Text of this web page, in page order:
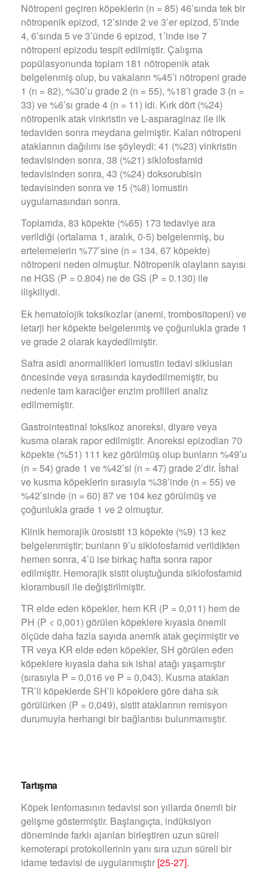
Nötropeni geçiren köpeklerin (n = 85) 46’sında tek bir
nötropenik epizod, 12’sinde 2 ve 3’er epizod, 5’inde
4, 6’sında 5 ve 3’ünde 6 epizod, 1’inde ise 7
nötropeni epizodu tespit edilmiştir. Çalışma
popülasyonunda toplam 181 nötropenik atak
belgelenmiş olup, bu vakaların %45’i nötropeni grade
1 (n = 82), %30’u grade 2 (n = 55), %18’i grade 3 (n =
33) ve %6’sı grade 4 (n = 11) idi. Kırk dört (%24)
nötropenik atak vinkristin ve L-asparaginaz ile ilk
tedaviden sonra meydana gelmiştir. Kalan nötropeni
ataklarının dağılımı ise şöyleydi: 41 (%23) vinkristin
tedavisinden sonra, 38 (%21) siklofosfamid
tedavisinden sonra, 43 (%24) doksorubisin
tedavisinden sonra ve 15 (%8) lomustin
uygulamasından sonra.
Toplamda, 83 köpekte (%65) 173 tedaviye ara
verildiği (ortalama 1, aralık, 0-5) belgelenmiş, bu
ertelemelerin %77’sine (n = 134, 67 köpekte)
nötropeni neden olmuştur. Nötropenik olayların sayısı
ne HGS (P = 0.804) ne de GS (P = 0.130) ile
ilişkiliydi.
Ek hematolojik toksikozlar (anemi, trombositopeni) ve
letarji her köpekte belgelenmiş ve çoğunlukla grade 1
ve grade 2 olarak kaydedilmiştir.
Safra asidi anormallikleri lomustin tedavi siklusları
öncesinde veya sırasında kaydedilmemiştir, bu
nedenle tam karaciğer enzim profilleri analiz
edilmemiştir.
Gastrointestinal toksikoz anoreksi, diyare veya
kusma olarak rapor edilmiştir. Anoreksi epizodları 70
köpekte (%51) 111 kez görülmüş olup bunların %49’u
(n = 54) grade 1 ve %42’si (n = 47) grade 2’dir. İshal
ve kusma köpeklerin sırasıyla %38’inde (n = 55) ve
%42’sinde (n = 60) 87 ve 104 kez görülmüş ve
çoğunlukla grade 1 ve 2 olmuştur.
Klinik hemorajik ürosistit 13 köpekte (%9) 13 kez
belgelenmiştir; bunların 9’u siklofosfamid verildikten
hemen sonra, 4’ü ise birkaç hafta sonra rapor
edilmiştir. Hemorajik sistit oluştuğunda siklofosfamid
klorambusil ile değiştirilmiştir.
TR elde eden köpekler, hem KR (P = 0,011) hem de
PH (P < 0,001) görülen köpeklere kıyasla önemli
ölçüde daha fazla sayıda anemik atak geçirmiştir ve
TR veya KR elde eden köpekler, SH görülen eden
köpeklere kıyasla daha sık ishal atağı yaşamıştır
(sırasıyla P = 0,016 ve P = 0,043). Kusma atakları
TR’li köpeklerde SH’li köpeklere göre daha sık
görülürken (P = 0,049), sistit ataklarının remisyon
durumuyla herhangi bir bağlantısı bulunmamıştır.
Tartışma
Köpek lenfomasının tedavisi son yıllarda önemli bir
gelişme göstermiştir. Başlangıçta, indüksiyon
döneminde farklı ajanları birleştiren uzun süreli
kemoterapi protokollerinin yanı sıra uzun süreli bir
idame tedavisi de uygulanmıştır [25-27].